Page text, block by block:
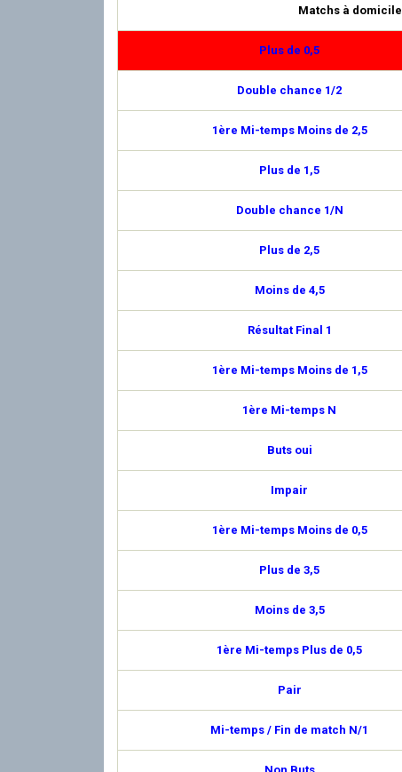
Matchs à domicile
Plus de 0,5
Double chance 1/2
1ère Mi-temps Moins de 2,5
Plus de 1,5
Double chance 1/N
Plus de 2,5
Moins de 4,5
Résultat Final 1
1ère Mi-temps Moins de 1,5
1ère Mi-temps N
Buts oui
Impair
1ère Mi-temps Moins de 0,5
Plus de 3,5
Moins de 3,5
1ère Mi-temps Plus de 0,5
Pair
Mi-temps / Fin de match N/1